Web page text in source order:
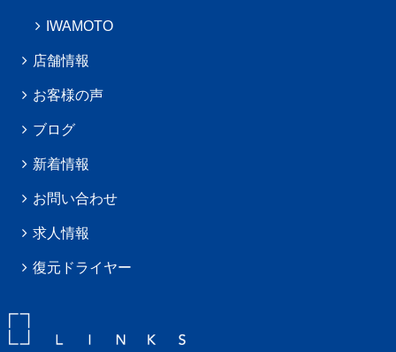
IWAMOTO
店舗情報
お客様の声
ブログ
新着情報
お問い合わせ
求人情報
復元ドライヤー